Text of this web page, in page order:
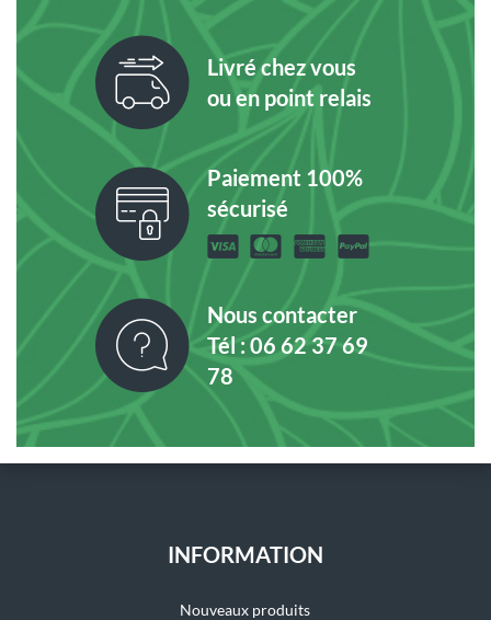
Livré chez vous
ou en point relais
Paiement 100%
sécurisé
Nous contacter
Tél : 06 62 37 69
78
INFORMATION
Nouveaux produits